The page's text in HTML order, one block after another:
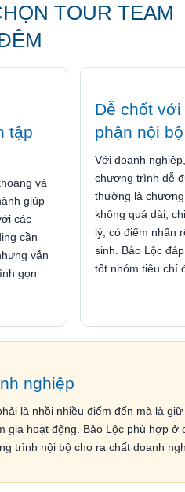
TOUR TEAM
tập
và
giúp
các
cần
vẫn
gọn
Dễ chốt với
phận nội bộ
Với doanh
chương trình dễ
thường là
không quá dài,
lý, có điểm nhấn
sinh. Bảo Lộc
tốt nhóm tiêu chí
nghiệp
là nhồi nhiều điểm đến mà là
gia hoạt động. Bảo Lộc phù hợp ở
trình nội bộ cho ra chất doanh